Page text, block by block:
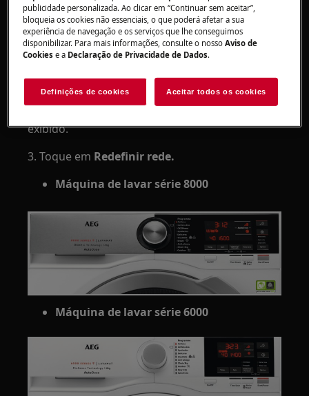
exibido.
3. Toque em Redefinir rede.
Máquina de lavar série 8000
Máquina de lavar série 6000
publicidade personalizada. Ao clicar em “Continuar sem aceitar”,
bloqueia os cookies não essenciais, o que poderá afetar a sua
experiência de navegação e os serviços que lhe conseguimos
disponibilizar. Para mais informações, consulte o nossoAviso de
Cookies e a Declaração de Privacidade de Dados.
Definições de cookies Aceitar todos os cookies